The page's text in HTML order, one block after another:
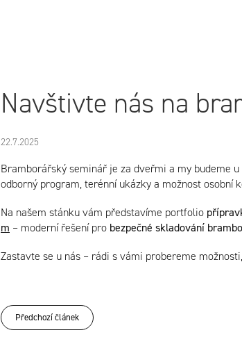
Navštivte nás na
22.7.2025
Bramborářský seminář je za dveřmi a my budeme
odborný program, terénní ukázky a možnost osobní
Na našem stánku vám představíme portfolio
m – moderní řešení pro bezpečné skladování
Zastavte se u nás – rádi s vámi probereme
Předchozí článek